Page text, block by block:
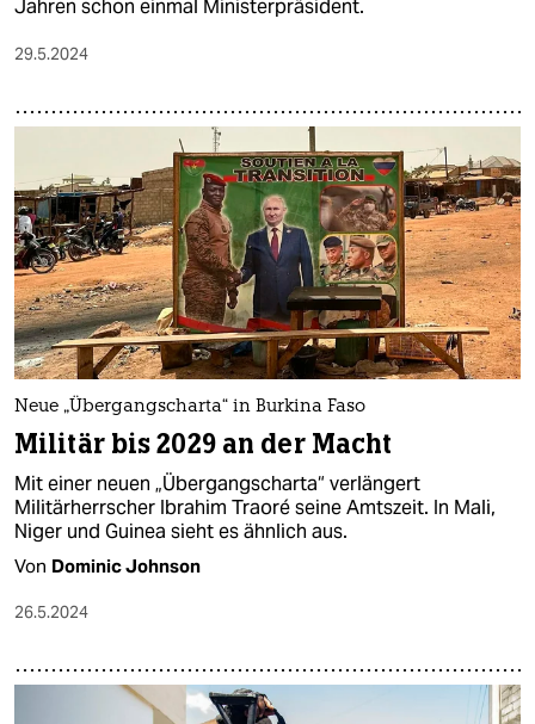
Jahren schon einmal Ministerpräsident.
29.5.2024
Neue „Übergangscharta“ in Burkina Faso
Militär bis 2029 an der Macht
Mit einer neuen „Übergangscharta“ verlängert
Militärherrscher Ibrahim Traoré seine Amtszeit. In Mali,
Niger und Guinea sieht es ähnlich aus.
Von Dominic Johnson
26.5.2024